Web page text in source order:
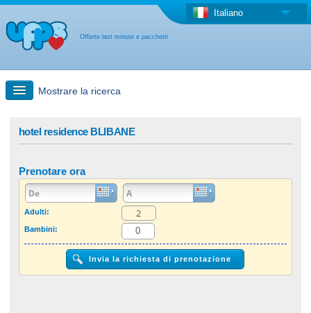
Offerte last minute e pacchetti
Italiano
Mostrare la ricerca
Offerta last minute + Offerta forfettaria
Altro paese
hotel residence BLIBANE
Prenotare ora
Adulti:
Bambini: